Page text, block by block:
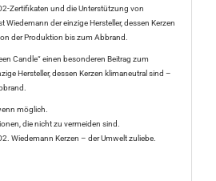
Zertifikaten und die Unterstützung von
der einzige Hersteller, dessen Kerzen
der Produktion bis zum Abbrand.
Candle“ einen besonderen Beitrag zum
Hersteller, dessen Kerzen klimaneutral sind –
möglich.
die nicht zu vermeiden sind.
Wiedemann Kerzen – der Umwelt zuliebe.